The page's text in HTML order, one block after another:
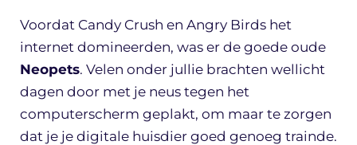
Voordat Candy Crush en Angry Birds het
internet domineerden, was er de goede oude
Neopets. Velen onder jullie brachten wellicht
dagen door met je neus tegen het
computerscherm geplakt, om maar te zorgen
dat je je digitale huisdier goed genoeg trainde.